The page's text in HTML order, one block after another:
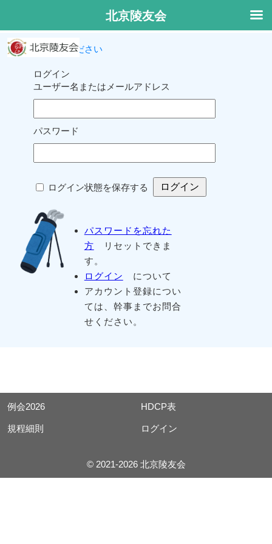
ログインしてください
ログイン
ユーザー名またはメールアドレス
パスワード
ログイン状態を保存する
パスワードを忘れた
方 リセットできま
す。
ログイン
について
アカウント登録につい
ては、幹事までお問合
せください。
例会2026 HDCP表
規程細則 ログイン
© 2021-2026 北京陵友会
北京陵友会